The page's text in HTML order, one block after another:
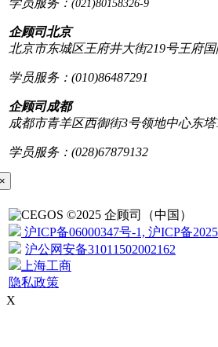
学员服务： (021)80158326-9
企顾司北京
北京市东城区王府井大街219号王府
学员服务：(010)86487291
企顾司成都
成都市青羊区西御街3号领地中心东塔
学员服务：(028)67879132
©2025 企顾司（中国）
沪ICP备06000347号-1, 沪ICP备
沪公网安备31011502002162
上海工商
隐私政策
X